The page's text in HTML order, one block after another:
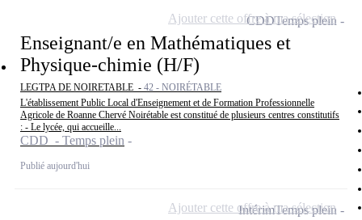
Enseignant/e en Mathématiques et
Physique-chimie (H/F)
LEGTPA DE NOIRETABLE - 42 - NOIRÉTABLE
L'établissement Public Local d'Enseignement et de Formation Professionnelle
Agricole de Roanne Chervé Noirétable est constitué de plusieurs centres constitutifs
: - Le lycée, qui accueille...
CDD - Temps plein
Publié aujourd'hui
CDDTemps plein
Ajouter cette offre à ma sélection
IntérimTemps plein
Ajouter cette offre à ma sélection